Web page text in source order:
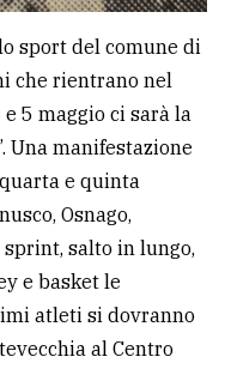
sport del comune di
che rientrano nel
e 5 maggio ci sarà la
Una manifestazione
e quinta
Osnago,
sprint, salto in lungo,
e basket le
atleti si dovranno
al Centro